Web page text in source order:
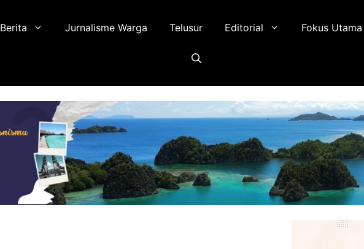
Berita Jurnalisme Warga Telusur Editorial Fokus Utama